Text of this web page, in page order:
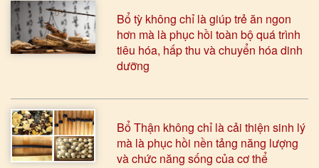
Bổ tỳ không chỉ là giúp trẻ ăn ngon
hơn mà là phục hồi toàn bộ quá trình
tiêu hóa, hấp thu và chuyển hóa dinh
dưỡng
Bổ Thận không chỉ là cải thiện sinh lý
mà là phục hồi nền tảng năng lượng
và chức năng sống của cơ thể